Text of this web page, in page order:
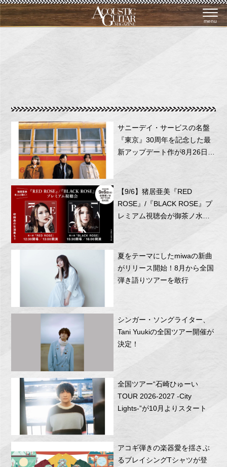
menu
サニーデイ・サービスの名盤
『東京』30周年を記念した最
新アップデート作が8月26日に
【9/6】猪居亜美『RED
ROSE』/『BLACK ROSE』プ
レミアム視聴会が御茶ノ水
夏をテーマにしたmiwaの新曲
がリリース開始！8月から全国
弾き語りツアーを敢行
シンガー・ソングライター、
Tani Yuukiの全国ツアー開催が
決定！
全国ツアー“石崎ひゅーい
TOUR 2026-2027 -City
Lights-”が10月よりスタート
アコギ弾きの楽器愛を揺さぶ
るブレイシングTシャツが登